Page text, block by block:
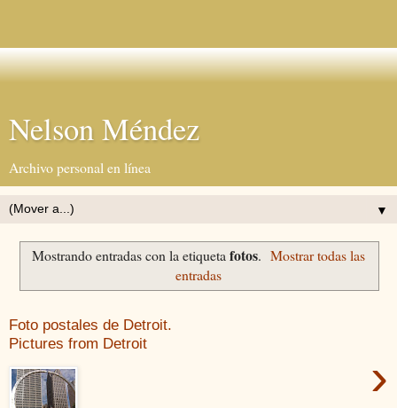
Nelson Méndez
Archivo personal en línea
▼
Mostrando entradas con la etiqueta fotos. Mostrar todas las
entradas
Foto postales de Detroit.
Pictures from Detroit
›